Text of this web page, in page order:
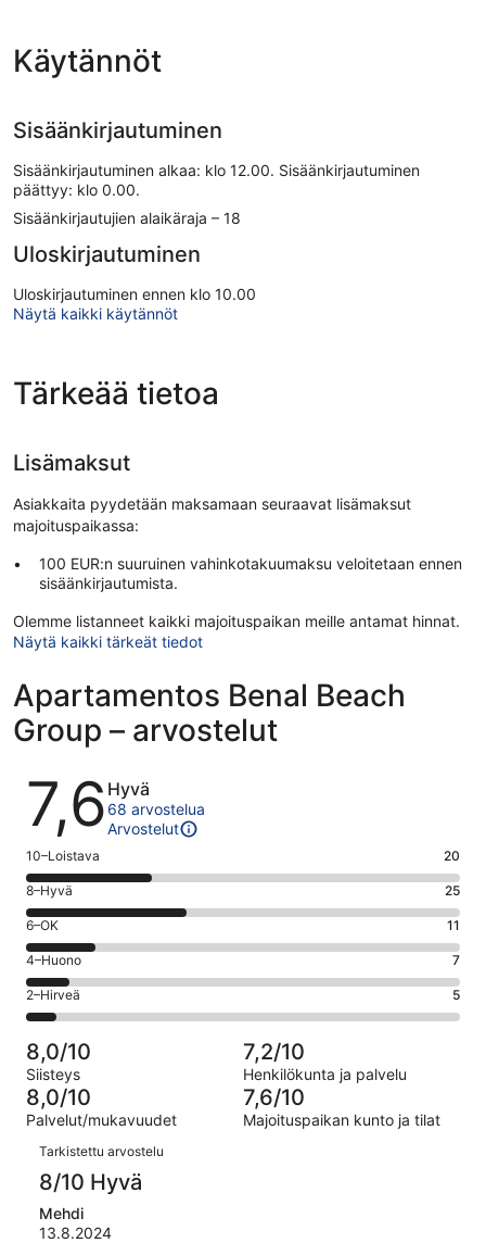
Käytännöt
Sisäänkirjautuminen
Sisäänkirjautuminen alkaa: klo 12.00. Sisäänkirjautuminen
päättyy: klo 0.00.
Sisäänkirjautujien alaikäraja – 18
Uloskirjautuminen
Uloskirjautuminen ennen klo 10.00
Näytä kaikki käytännöt
Tärkeää tietoa
Lisämaksut
Asiakkaita pyydetään maksamaan seuraavat lisämaksut
majoituspaikassa:
100 EUR:n suuruinen vahinkotakuumaksu veloitetaan ennen
sisäänkirjautumista.
Olemme listanneet kaikki majoituspaikan meille antamat hinnat.
Näytä kaikki tärkeät tiedot
Apartamentos Benal Beach
Group – arvostelut
Arvostelut
7,6 Hyvä
68 arvostelua
Arvostelut
Arvosana
10
-
Loistava.
20
kautta
68
arvostelua
10–Loistava 20
Arvosana
8
-
Hyvä.
25
kautta
68
arvostelua
8–Hyvä 25
Arvosana
6
-
OK.
11
68
arvostelua
6–OK 11
Arvosana
4
-
Huono.
7
kautta
68
arvostelua
4–Huono 7
Arvosana
2
-
Hirveä.
5
kautta
68
arvostelua
2–Hirveä 5
8,0/10
Siisteys
7,2/10
Henkilökunta ja palvelu
8,0/10
Palvelut/mukavuudet
7,6/10
Majoituspaikan kunto ja tilat
Arvostelut
Tarkistettu arvostelu
8/10 Hyvä
Mehdi
13.8.2024